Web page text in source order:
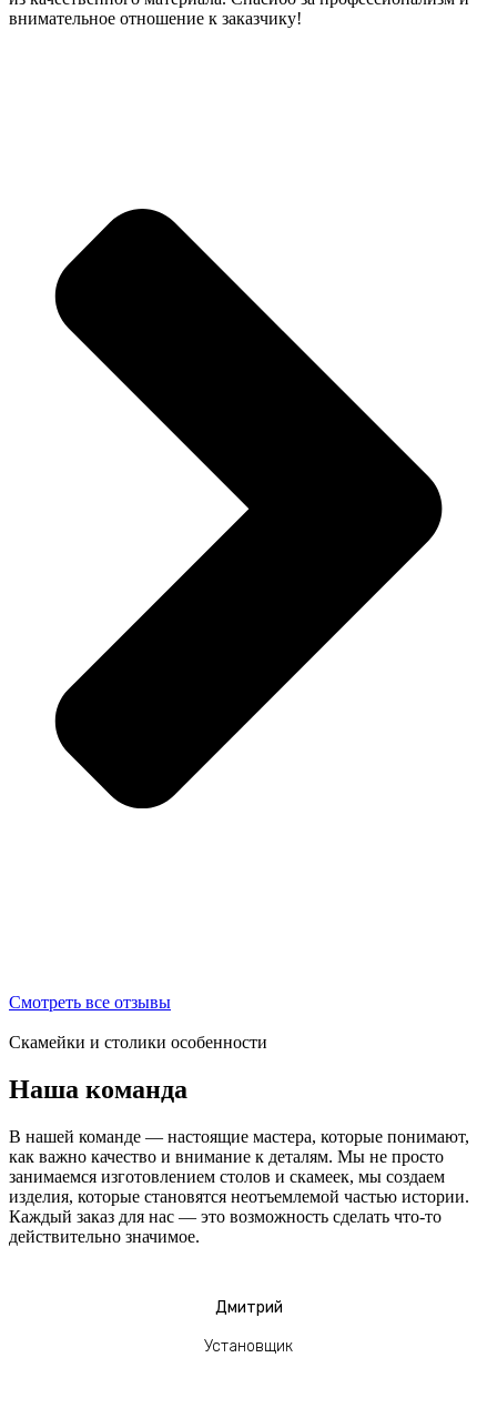
внимательное отношение к заказчику!
Смотреть все отзывы
Скамейки и столики особенности
Наша команда
В нашей команде — настоящие мастера, которые понимают,
как важно качество и внимание к деталям. Мы не просто
занимаемся изготовлением столов и скамеек, мы создаем
изделия, которые становятся неотъемлемой частью истории.
Каждый заказ для нас — это возможность сделать что-то
действительно значимое.
Дмитрий
Установщик